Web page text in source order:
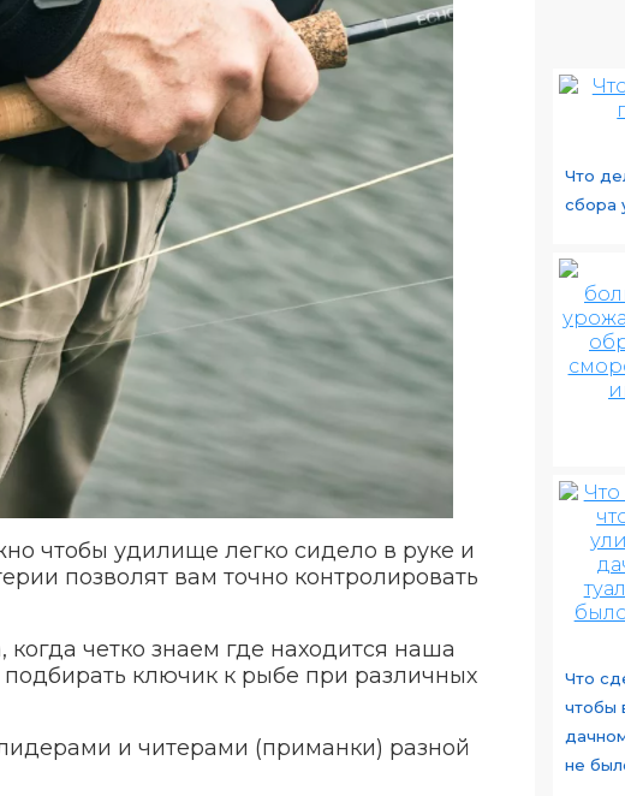
чтобы удилище легко сидело в руке и
позволят вам точно контролировать
четко знаем где находится наша
ключик к рыбе при различных
и читерами (приманки) разной
Что
сбора
Что
чтобы
не